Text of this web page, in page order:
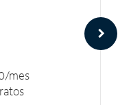
mes